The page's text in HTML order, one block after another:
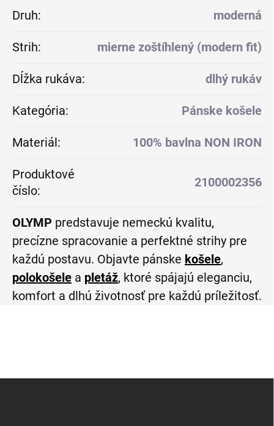
Druh: moderná
Strih: mierne zoštíhlený (modern fit)
Dĺžka rukáva: dlhý rukáv
Kategória: Pánske košele
Materiál: 100% bavlna NON IRON
Produktové
číslo:
2100002356
OLYMP predstavuje nemeckú kvalitu,
precízne spracovanie a perfektné strihy pre
každú postavu. Objavte pánske košele,
polokošele a pletáž, ktoré spájajú eleganciu,
komfort a dlhú životnosť pre každú príležitosť.